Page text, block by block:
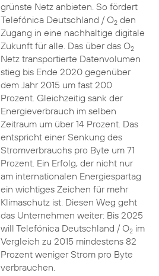
grünste Netz anbieten. So fördert
Telefónica Deutschland / O2den
Zugang in eine nachhaltige digitale
Zukunft für alle. Das über das O2
Netz transportierte Datenvolumen
stieg bis Ende 2020 gegenüber
dem Jahr 2015 um fast 200
Prozent. Gleichzeitig sank der
Energieverbrauch im selben
Zeitraum um über 14 Prozent. Das
entspricht einer Senkung des
Stromverbrauchs pro Byte um 71
Prozent. Ein Erfolg, der nicht nur
am internationalen Energiespartag
ein wichtiges Zeichen für mehr
Klimaschutz ist. Diesen Weg geht
das Unternehmen weiter: Bis 2025
will Telefónica Deutschland / O2im
Vergleich zu 2015 mindestens 82
Prozent weniger Strom pro Byte
verbrauchen.